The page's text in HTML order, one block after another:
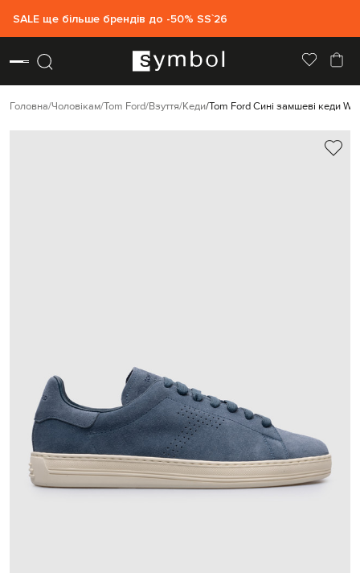
SALE ще більше брендів до -50% SS`26
Головна Чоловікам Tom Ford Взуття Кеди Tom Ford Сині замшеві кеди